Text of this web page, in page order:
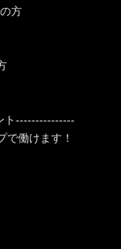
方
ト---------------
で働けます！